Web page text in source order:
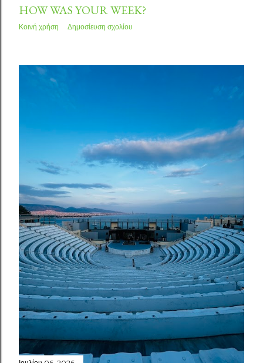
HOW WAS YOUR WEEK?
Κοινή χρήση Δημοσίευση σχολίου